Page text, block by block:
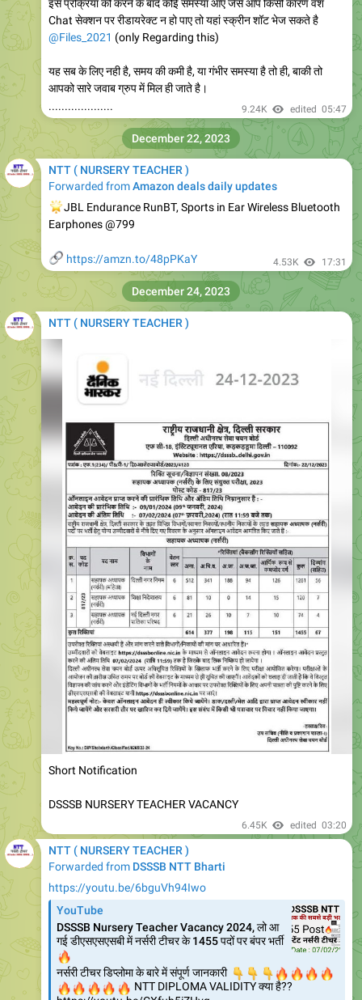
यह सब के लिए नही है, समय की कमी है, या गंभीर समस्या है तो ही, बाकी तो
....................
9.24K edited05:47
NTT ( NURSERY TEACHER )
Forwarded fromAmazon deals daily updates
JBL Endurance RunBT, Sports in Ear Wireless Bluetooth
Earphones @799
https://amzn.to/48pPKaY
NTT ( NURSERY TEACHER )
DSSSB NURSERY TEACHER VACANCY
December 24, 2023
Forwarded fromDSSSB NTT Bharti
https://youtu.be/6bguVh94Iwo
YouTube
DSSSB Nursery Teacher Vacancy 2024, लो आ
गई डीएसएसएसबी में नर्सरी टीचर के 1455 पदों पर बंपर भर्ती
नर्सरी टीचर डिप्लोमा के बारे में संपूर्ण जानकारी
👇
👇
👇
🔥
🔥
🔥
🔥
🔥NTT DIPLOMA VALIDITY क्या है??
https://youtu.be/CXfuh5iZHvg